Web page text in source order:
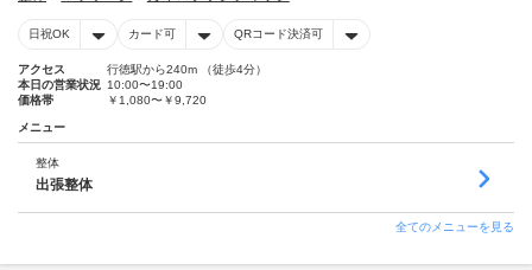
日祝OK カード可 QRコード決済可
アクセス
行徳駅から240m （徒歩4分）
本日の営業状況 10:00〜19:00
価格帯
￥1,080〜￥9,720
メニュー
整体
出張整体
全てのメニューを見る